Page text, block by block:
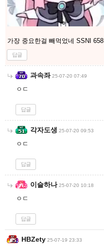
가장 중요한걸 빼먹었네 SSNI 658
답글
과속좌 25-07-20 07:49
ㅇㄷ
답글
각자도생 25-07-20 09:53
ㅇㄷ
답글
이슬하나 25-07-20 10:18
ㅇㄷ
답글
HBZety 25-07-19 23:33